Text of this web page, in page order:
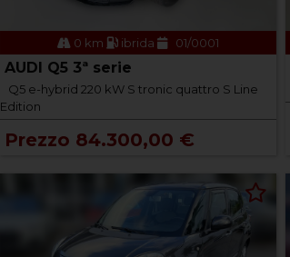
0 km ibrida 01/0001
AUDI Q5 3ª serie
Q5 e-hybrid 220 kW S tronic quattro S Line
Edition
Prezzo 84.300,00 €